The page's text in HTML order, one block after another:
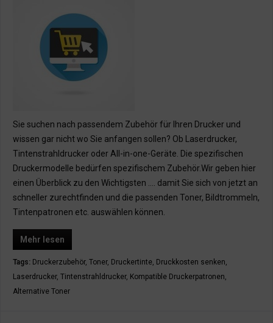
Sie suchen nach passendem Zubehör für Ihren Drucker und
wissen gar nicht wo Sie anfangen sollen? Ob Laserdrucker,
Tintenstrahldrucker oder All-in-one-Geräte. Die spezifischen
Druckermodelle bedürfen spezifischem Zubehör.Wir geben hier
einen Überblick zu den Wichtigsten …. damit Sie sich von jetzt an
schneller zurechtfinden und die passenden Toner, Bildtrommeln,
Tintenpatronen etc. auswählen können.
Mehr lesen
Tags: Druckerzubehör, Toner, Druckertinte, Druckkosten senken,
Laserdrucker, Tintenstrahldrucker, Kompatible Druckerpatronen,
Alternative Toner